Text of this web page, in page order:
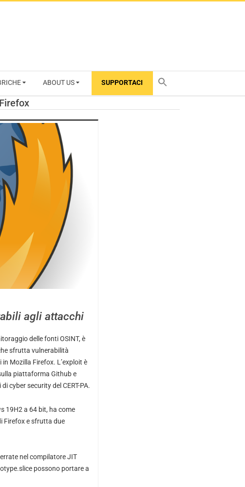
ABOUT US SUPPORTACI
agli attacchi
delle fonti OSINT, è
sfrutta vulnerabilità
Mozilla Firefox. L’exploit è
piattaforma Github e
cyber security del CERT-PA.
19H2 a 64 bit, ha come
Firefox e sfrutta due
nel compilatore JIT
possono portare a